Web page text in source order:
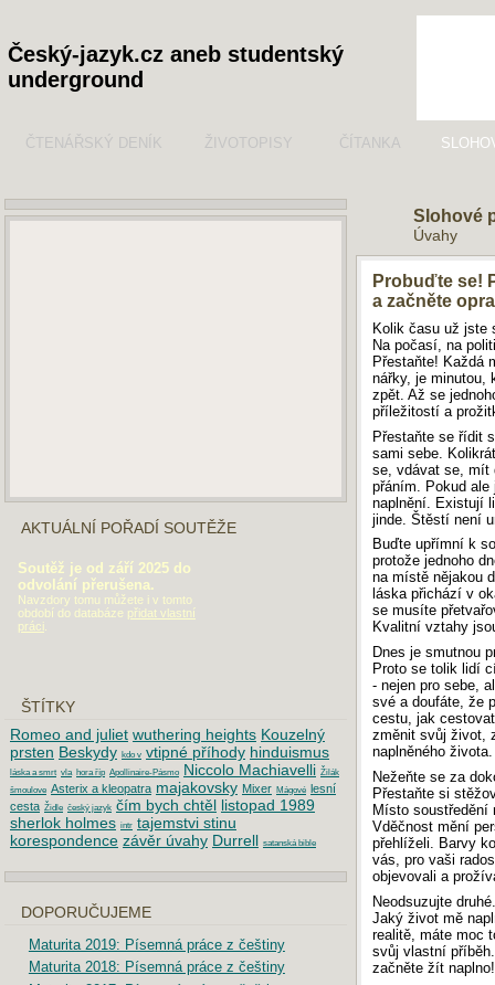
Český-jazyk.cz aneb studentský
underground
ČTENÁŘSKÝ DENÍK ŽIVOTOPISY ČÍTANKA
Slohové
Úvahy
Probuďte se!
a začněte
Kolik času už jste
Na počasí, na
Přestaňte! Každá
nářky, je minutou,
zpět. Až se
příležitostí a
Přestaňte se řídit
sami sebe.
se, vdávat se, mít
přáním. Pokud
naplnění. Existují
jinde. Štěstí není
Buďte upřímní k
protože jednoho
na místě nějakou
láska přichází v
se musíte
Kvalitní vztahy
Dnes je smutnou
Proto se tolik lidí
- nejen pro sebe,
své a doufáte, že
cestu, jak
změnit svůj život,
naplněného života.
Nežeňte se za
Přestaňte si
Místo soustředění
Vděčnost mění
přehlíželi. Barvy
vás, pro vaši
objevovali a
Neodsuzujte
Jaký život mě
realitě, máte moc
svůj vlastní
začněte žít naplno!
AKTUÁLNÍ POŘADÍ SOUTĚŽE
Soutěž je od září 2025 do
odvolání přerušena.
Navzdory tomu můžete i v tomto
období do databáze přidat vlastní
práci.
ŠTÍTKY
Romeo and juliet wuthering heights Kouzelný
prsten Beskydy kdo v vtipné příhody hinduismus
láska a smrt vla hora říp Apollinaire-Pásmo Niccolo Machiavelli Žilák
šmoulove Asterix a kleopatra majakovsky Mixer Mágové lesní
cesta Židle český jazyk čím bych chtěl listopad 1989
sherlok holmes intr tajemstvi stinu
korespondence závěr úvahy Durrell satanská bible
DOPORUČUJEME
Maturita 2019: Písemná práce z češtiny
Maturita 2018: Písemná práce z češtiny